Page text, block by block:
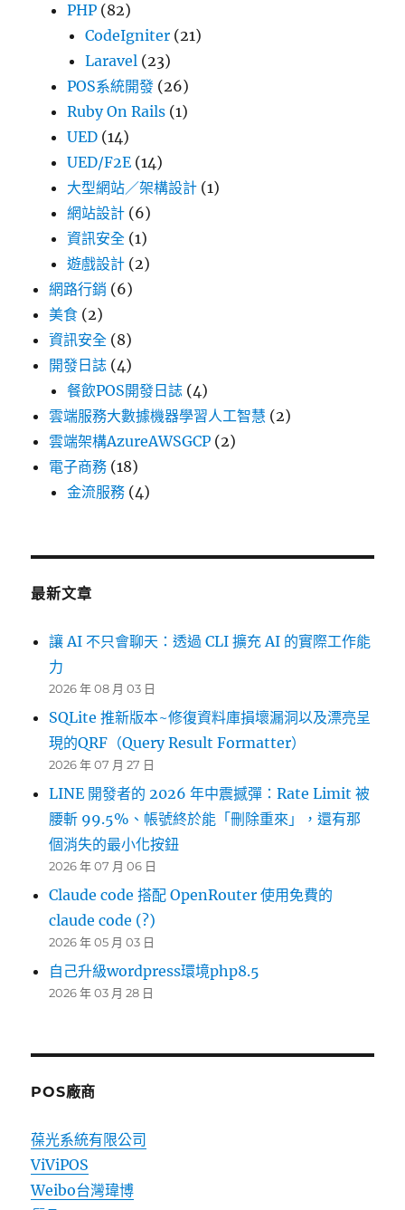
PHP (82)
CodeIgniter (21)
Laravel (23)
POS系統開發 (26)
Ruby On Rails (1)
UED (14)
UED/F2E (14)
大型網站／架構設計 (1)
網站設計 (6)
資訊安全 (1)
遊戲設計 (2)
網路行銷 (6)
美食 (2)
資訊安全 (8)
開發日誌 (4)
餐飲POS開發日誌 (4)
雲端服務大數據機器學習人工智慧 (2)
雲端架構AzureAWSGCP (2)
電子商務 (18)
金流服務 (4)
最新文章
讓 AI 不只會聊天：透過 CLI 擴充 AI 的實際工作能
力
2026 年 08 月 03 日
SQLite 推新版本~修復資料庫損壞漏洞以及漂亮呈
現的QRF（Query Result Formatter）
2026 年 07 月 27 日
LINE 開發者的 2026 年中震撼彈：Rate Limit 被
腰斬 99.5%、帳號終於能「刪除重來」，還有那
個消失的最小化按鈕
2026 年 07 月 06 日
Claude code 搭配 OpenRouter 使用免費的
claude code (?)
2026 年 05 月 03 日
自己升級wordpress環境php8.5
2026 年 03 月 28 日
POS廠商
葆光系統有限公司
ViViPOS
Weibo台灣瑋博